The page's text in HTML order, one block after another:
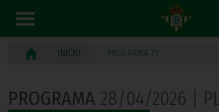
INICIO PROGRAMA TV
PROGRAMA 28/04/2026 |